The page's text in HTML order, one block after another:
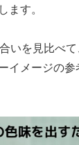
ます。
いを見比べ
イメージの